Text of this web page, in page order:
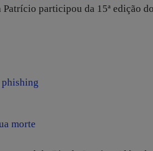
participou da 15ª edição
phishing
morte